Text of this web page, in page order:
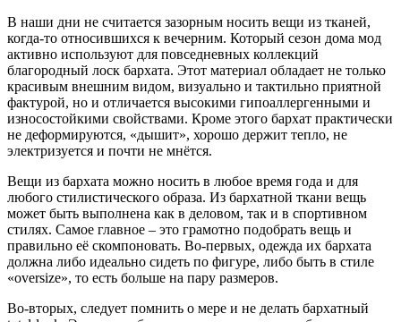
В наши дни не считается зазорным носить вещи из тканей,
когда-то относившихся к вечерним. Который сезон дома мод
активно используют для повседневных коллекций
благородный лоск бархата. Этот материал обладает не только
красивым внешним видом, визуально и тактильно приятной
фактурой, но и отличается высокими гипоаллергенными и
износостойкими свойствами. Кроме этого бархат практически
не деформируются, «дышит», хорошо держит тепло, не
электризуется и почти не мнётся.
Вещи из бархата можно носить в любое время года и для
любого стилистического образа. Из бархатной ткани вещь
может быть выполнена как в деловом, так и в спортивном
стилях. Самое главное – это грамотно подобрать вещь и
правильно её скомпоновать. Во-первых, одежда их бархата
должна либо идеально сидеть по фигуре, либо быть в стиле
«oversize», то есть больше на пару размеров.
Во-вторых, следует помнить о мере и не делать бархатный